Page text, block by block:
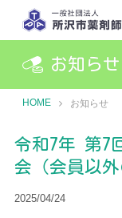
お知らせ
HOME お知らせ
令和7年 第7
会（会員以外
2025/04/24